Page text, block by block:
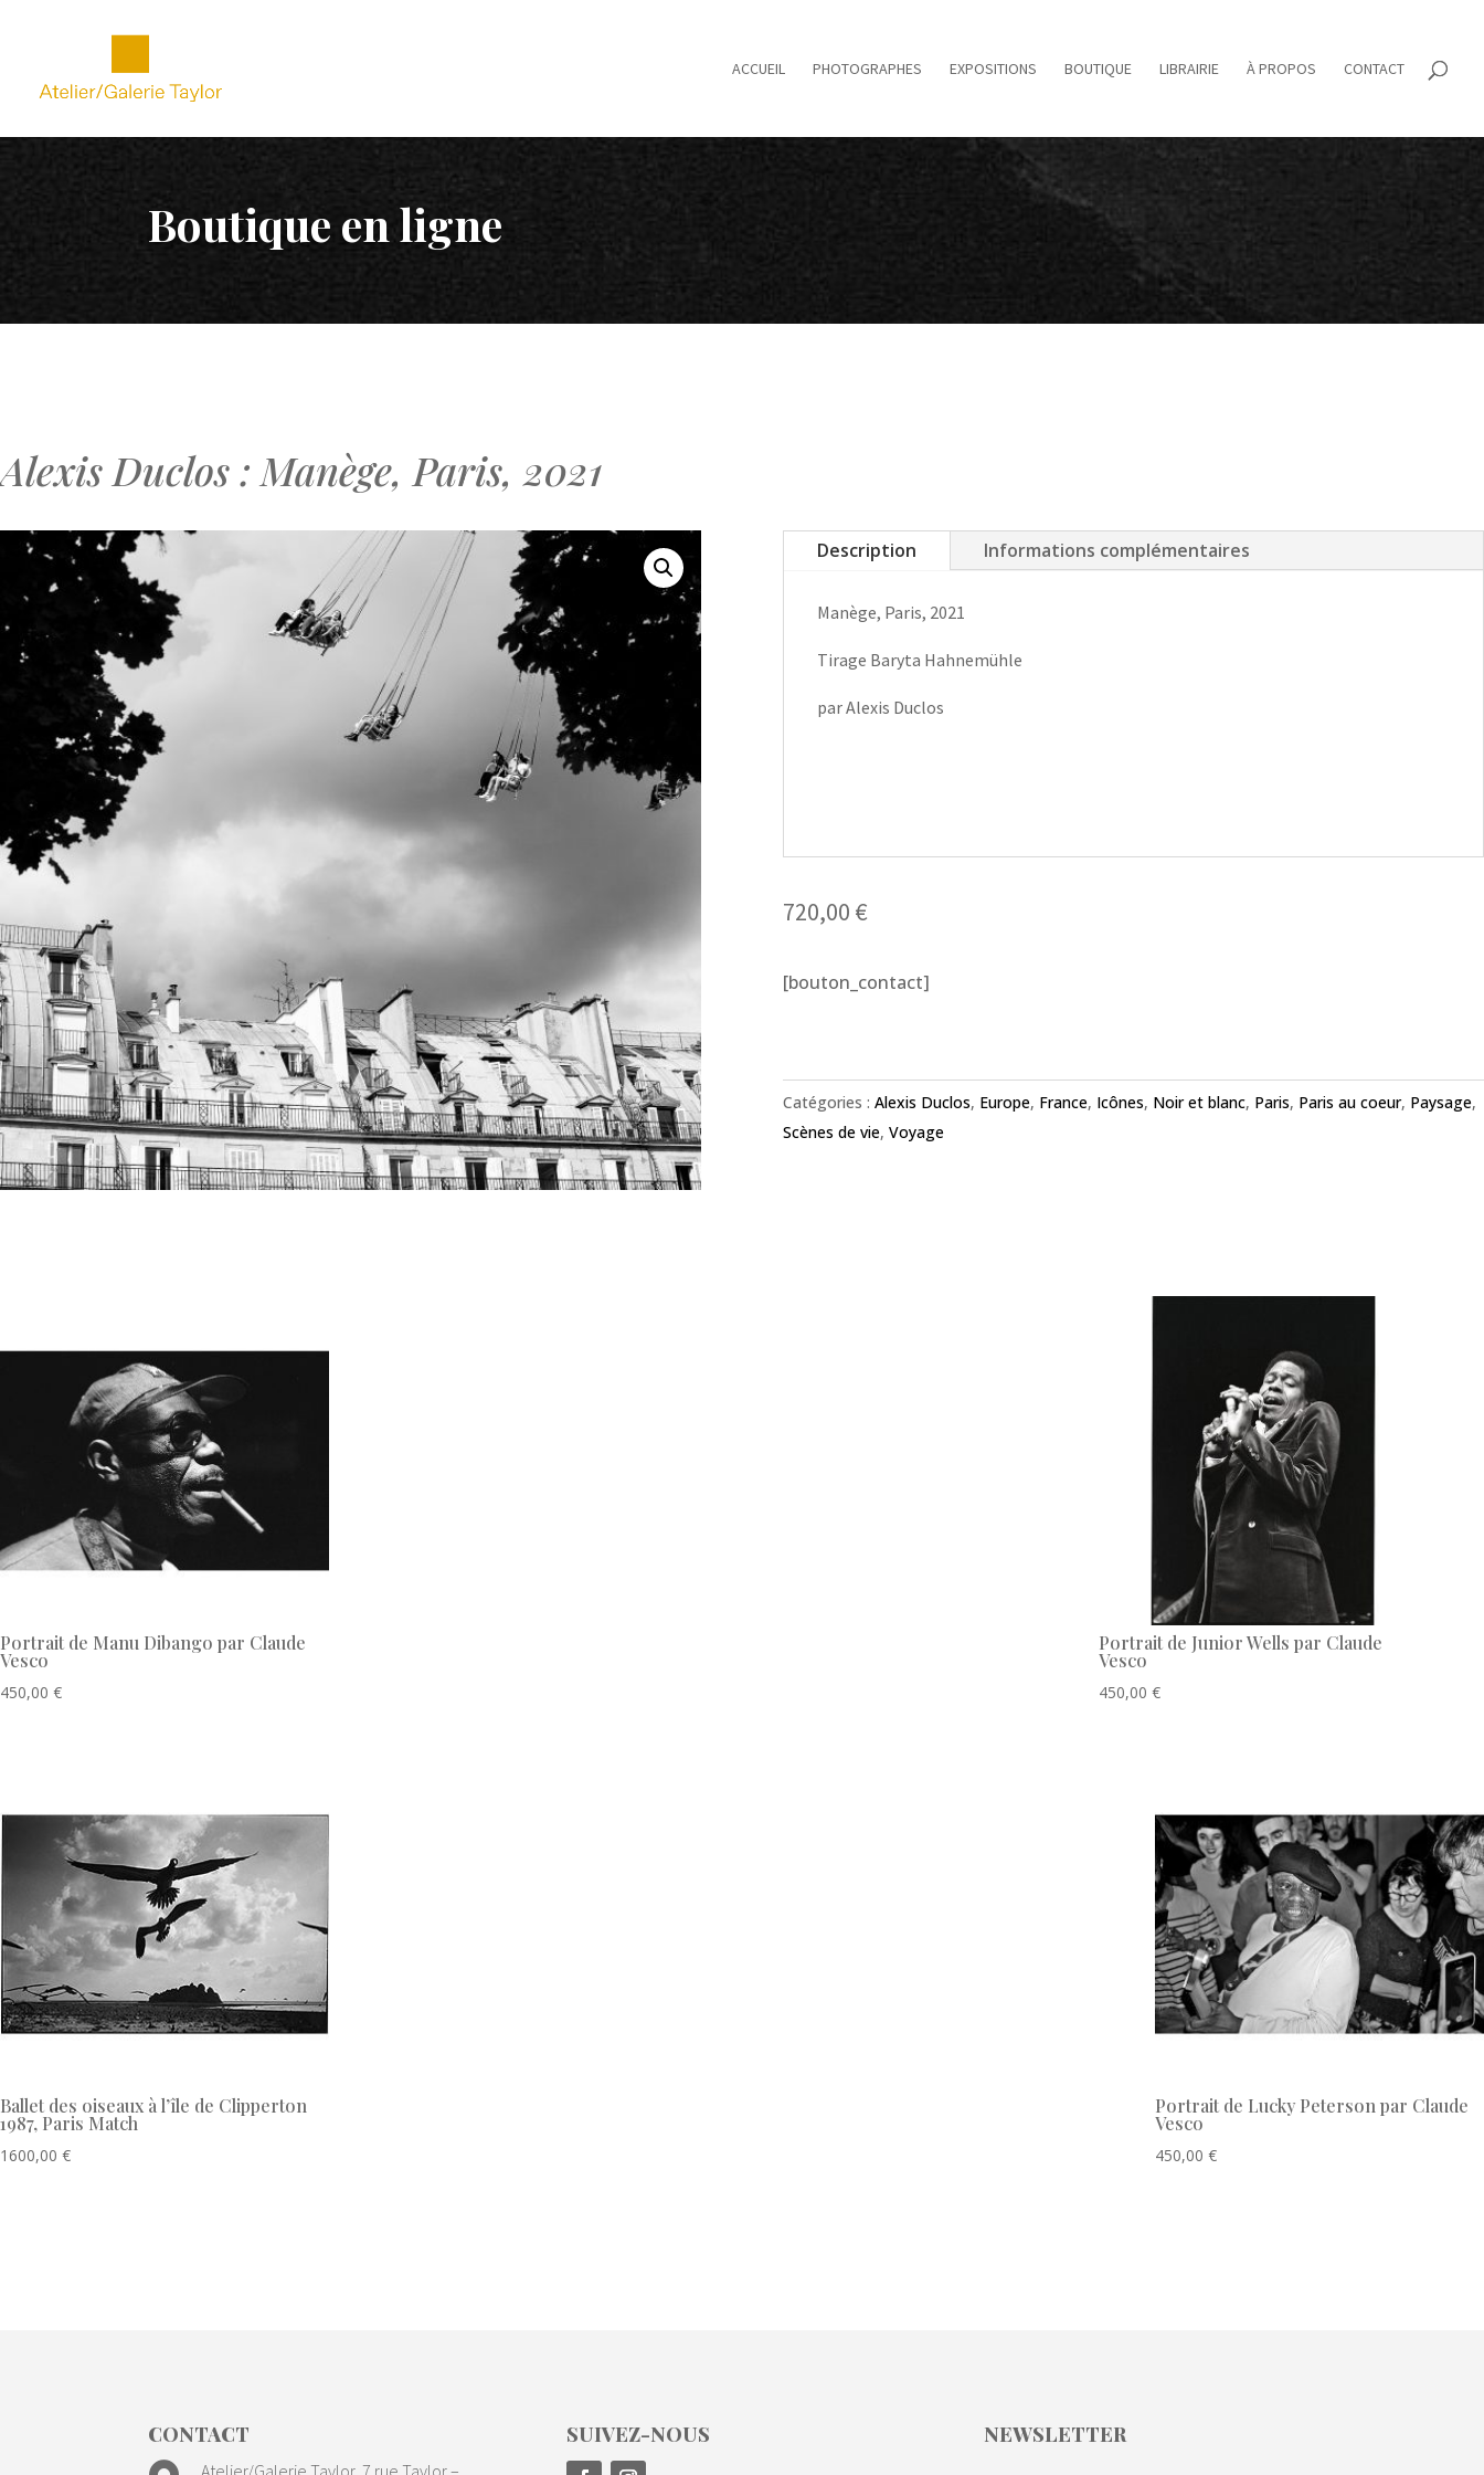
ACCUEIL PHOTOGRAPHES EXPOSITIONS BOUTIQUE LIBRAIRIE À PROPOS CONTACT
Boutique en ligne
Alexis Duclos : Manège, Paris, 2021
Description Informations complémentaires
Manège, Paris, 2021
Tirage Baryta Hahnemühle
par Alexis Duclos
720,00 €
[bouton_contact]
Catégories : Alexis Duclos, Europe, France, Icônes, Noir et blanc, Paris, Paris au coeur, Paysage,
Scènes de vie, Voyage
Portrait de Manu Dibango par Claude
Vesco
450,00 €
Portrait de Junior Wells par Claude
Vesco
450,00€
Ballet des oiseaux à l’île de Clipperton
1987, Paris Match
1600,00 €
Portrait de Lucky Peterson par Claude
Vesco
450,00€
CONTACT
Atelier/Galerie Taylor, 7 rue Taylor –
SUIVEZ-NOUS NEWSLETTER